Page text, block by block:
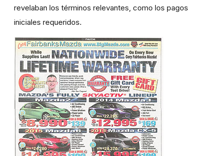
revelaban los términos relevantes, como los pagos
iniciales requeridos.